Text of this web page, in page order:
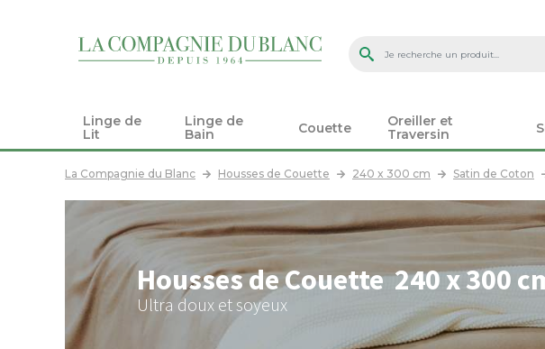
Linge de
Lit
Linge de
Bain
Couette
Oreiller et
Traversin
La Compagnie du Blanc Housses de Couette 240 x 300 cm Satin de Coton
Housses de Couette 240 x 300
Ultra doux et soyeux